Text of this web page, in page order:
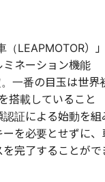
（LEAPMOTOR）
ネーション機能
一番の目玉は世界
搭載していること
証による始動を組
を必要とせずに、
完了することがで